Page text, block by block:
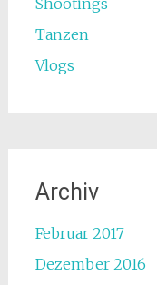
Shootings
Tanzen
Vlogs
Archiv
Februar 2017
Dezember 2016